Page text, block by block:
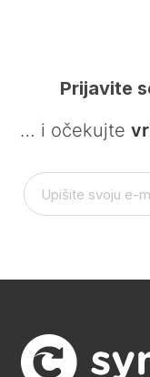
Prijavite
… i očekujte